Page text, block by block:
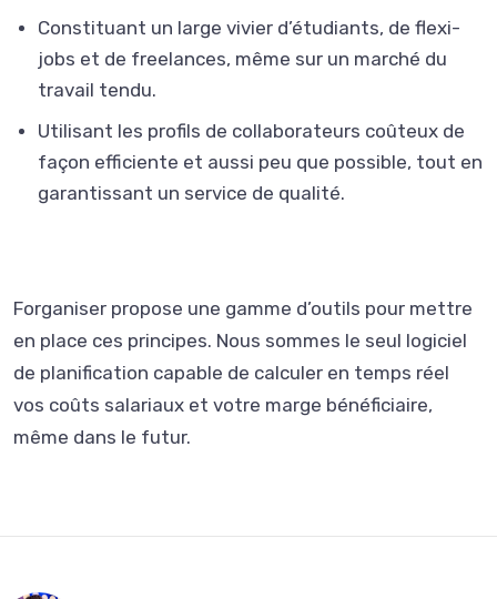
Constituant un large vivier d’étudiants, de flexi-
jobs et de freelances, même sur un marché du
travail tendu.
Utilisant les profils de collaborateurs coûteux de
façon efficiente et aussi peu que possible, tout en
garantissant un service de qualité.
Forganiser propose une gamme d’outils pour mettre
en place ces principes. Nous sommes le seul logiciel
de planification capable de calculer en temps réel
vos coûts salariaux et votre marge bénéficiaire,
même dans le futur.